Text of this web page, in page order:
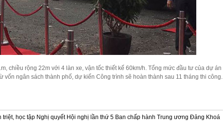
chiều rộng 22m với 4 làn xe, vận tốc thiết kế 60km/h. Tổng mức đầu tư của dự án
vốn ngân sách thành phố, dự kiến Công trình sẽ hoàn thành sau 11 tháng thi công.
học tập Nghị quyết Hội nghị lần thứ 5 Ban chấp hành Trung ương Đảng Khoá